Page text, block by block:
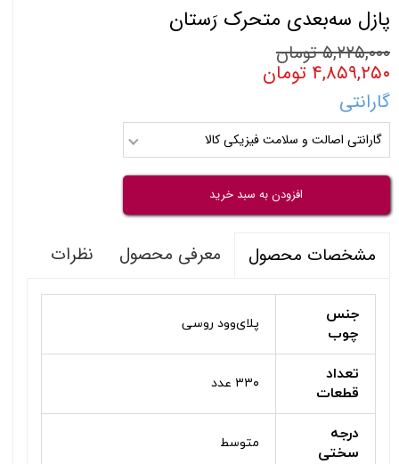
پازل سه‌‌بعدی متحرک رَستان
۵,۲۲۵,۰۰۰ تومان
۴,۸۵۹,۲۵۰ تومان
گارانتی
گارانتی اصالت و سلامت فیزیکی کالا
افزودن به سبد خرید
مشخصات محصول معرفی محصول نظرات
جنس
چوب
پلای‌وود روسی
تعداد
قطعات
۳۳۰ عدد
درجه
سختی
متوسط